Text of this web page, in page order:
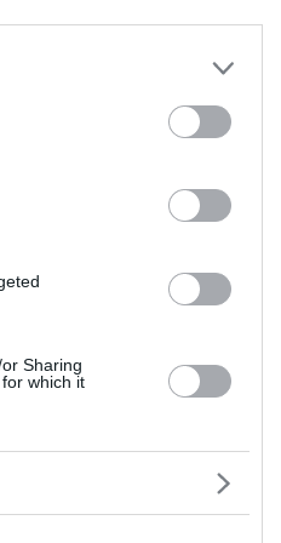
Sharing
which it
4